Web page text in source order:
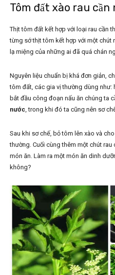
Tôm đất xào rau cần
Thịt tôm đất kết hợp với loại rau cần
từng sớ thịt tôm kết hợp với một chút
lạ miệng của những ai đã quá chán
Nguyên liệu chuẩn bị khá đơn giản,
tôm đất, các gia vị thường dùng như:
bắt đầu công đoạn nấu ăn chúng ta
nước , trong khi đó ta cũng nên sơ
Sau khi sơ chế, bỏ tôm lên xào và
thường. Cuối cùng thêm một chút
món ăn. Làm ra một món ăn dinh
không?